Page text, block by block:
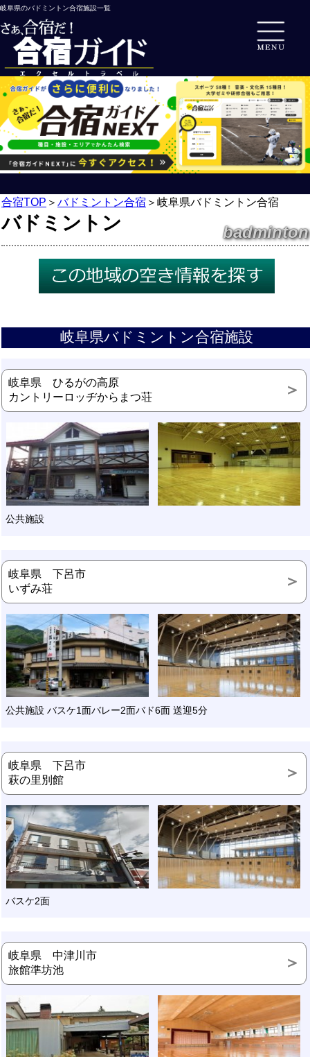
岐阜県のバドミントン合宿施設一覧
合宿TOP ＞ バドミントン合宿 ＞ 岐阜県バドミントン合宿
バドミントン badminton
岐阜県バドミントン合宿施設
岐阜県 ひるがの高原
カントリーロッヂからまつ荘
公共施設
岐阜県 下呂市
いずみ荘
公共施設 バスケ1面バレー2面バド6面 送迎5分
岐阜県 下呂市
萩の里別館
バスケ2面
岐阜県 中津川市
旅館準坊池